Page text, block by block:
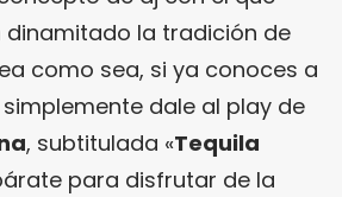
dinamitado la tradición de
como sea, si ya conoces a
simplemente dale al play de
, subtitulada «Tequila
para disfrutar de la